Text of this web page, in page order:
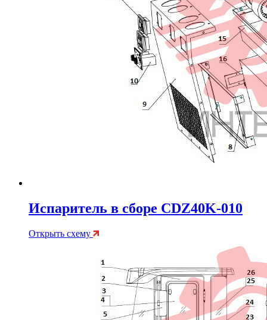
Испаритель в сборе CDZ40K-010
Открыть схему